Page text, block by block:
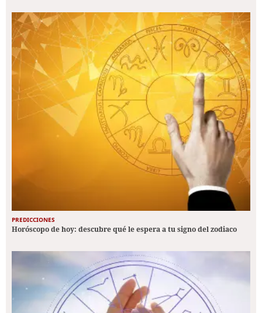
PREDICCIONES
Horóscopo de hoy: descubre qué le espera a tu signo del zodiaco